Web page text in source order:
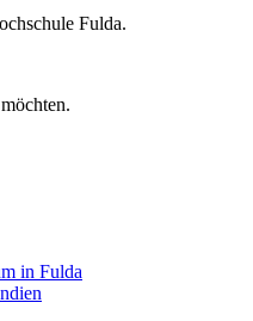
Fulda.
in Fulda